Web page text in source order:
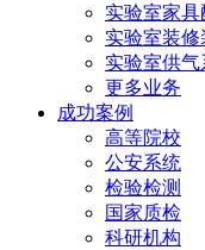
实验室家具
实验室装修
实验室供气
更多业务
成功案例
高等院校
公安系统
检验检测
国家质检
科研机构